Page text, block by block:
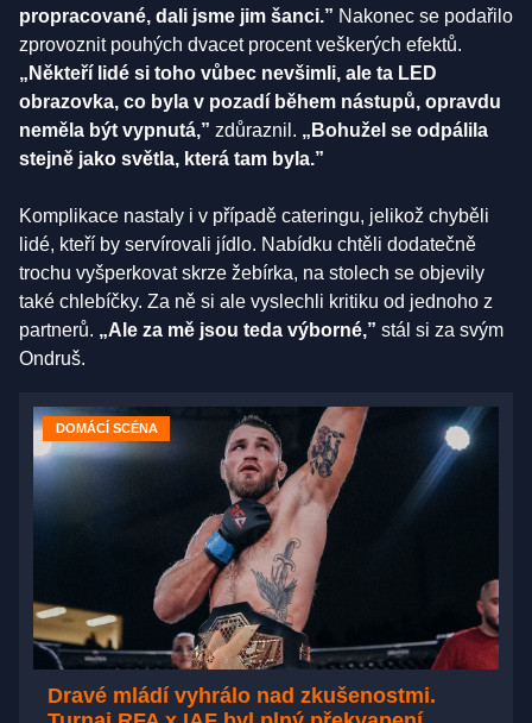
propracované, dali jsme jim šanci.” Nakonec se podařilo
zprovoznit pouhých dvacet procent veškerých efektů.
„Někteří lidé si toho vůbec nevšimli, ale ta LED
obrazovka, co byla v pozadí během nástupů, opravdu
neměla být vypnutá,” zdůraznil. „Bohužel se odpálila
stejně jako světla, která tam byla.”
Komplikace nastaly i v případě cateringu, jelikož chyběli
lidé, kteří by servírovali jídlo. Nabídku chtěli dodatečně
trochu vyšperkovat skrze žebírka, na stolech se objevily
také chlebíčky. Za ně si ale vyslechli kritiku od jednoho z
partnerů. „Ale za mě jsou teda výborné,” stál si za svým
Ondruš.
DOMÁCÍ SCÉNA
Dravé mládí vyhrálo nad zkušenostmi.